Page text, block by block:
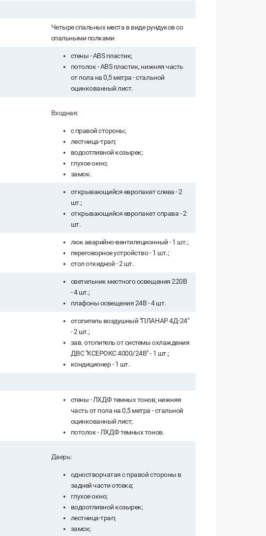
Четыре спальных места в виде рундуков со
спальными полками
стены - ABS пластик;
потолок - ABS пластик, нижняя часть
от пола на 0,5 метра - стальной
оцинкованный лист.
Входная:
с правой стороны;
лестница-трап;
водоотливной козырек;
глухое окно;
замок.
открывающийся европакет слева - 2
шт.;
открывающийся европакет справа - 2
шт.
люк аварийно-вентиляционный - 1 шт.;
переговорное устройство - 1 шт.;
стол откидной - 2 шт.
светильник местного освещения 220В
- 4 шт.;
плафоны освещения 24В - 4 шт.
отопитель воздушный "ПЛАНАР 4Д-24"
- 2 шт.;
зав. отопитель от системы охлаждения
ДВС "КСЕРОКС 4000/24В" - 1 шт.;
кондиционер - 1 шт.
стены - ЛХДФ темных тонов; нижняя
часть от пола на 0,5 метра - стальной
оцинкованный лист;
потолок - ЛХДФ темных тонов.
Дверь:
одностворчатая с правой стороны в
задней части отсека;
глухое окно;
водоотливной козырек;
лестница-трап;
замок;